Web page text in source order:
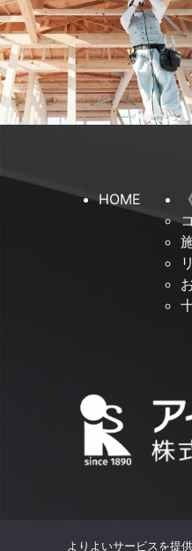
HOME
よりよいサービスを提